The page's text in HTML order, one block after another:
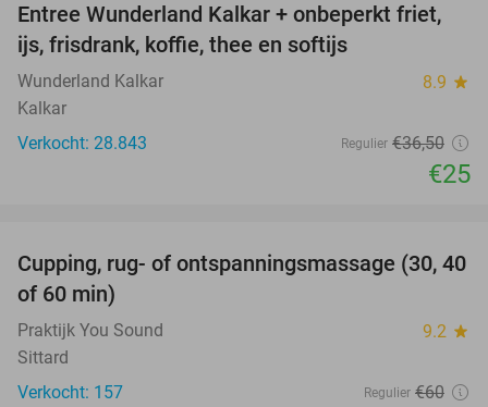
32%
Entree Wunderland Kalkar + onbeperkt friet,
ijs, frisdrank, koffie, thee en softijs
Wunderland Kalkar 8.9 star
Kalkar
Verkocht: 28.843
Regulier €36,50
€25
60%
Cupping, rug- of ontspanningsmassage (30, 40
of 60 min)
Praktijk You Sound 9.2 star
Sittard
Verkocht: 157
Regulier €60